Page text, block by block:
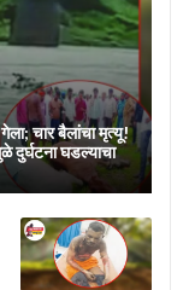
चार बैलांचा मृत्यू!
दुर्घटना घडल्याचा